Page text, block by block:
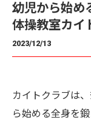
幼児から始め
体操教室カイ
2023/12/13
カイトクラブは
ら始める全身を